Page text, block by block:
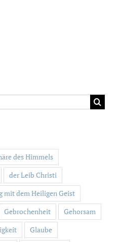
des Himmels
der Leib Christi
mit dem Heiligen Geist
Gebrochenheit
Gehorsam
Glaube